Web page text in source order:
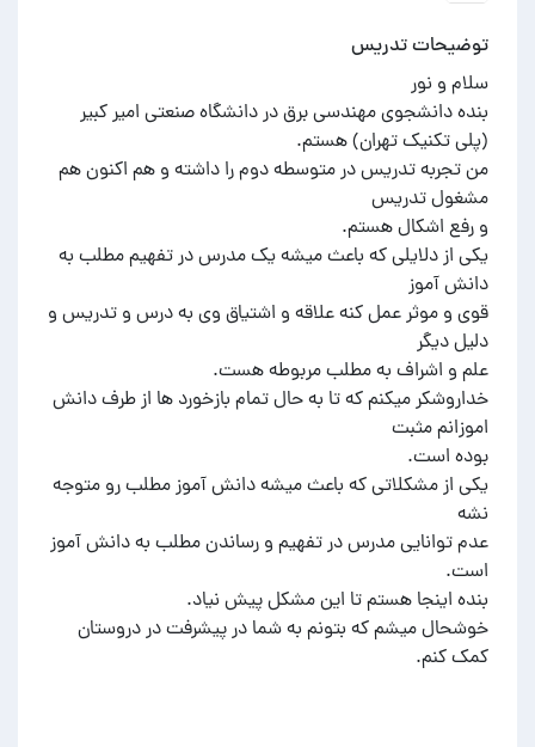
توضیحات تدریس
بنده دانشجوی مهندسی برق در دانشگاه صنعتی امیر کبیر
من تجربه تدریس در متوسطه دوم را داشته و هم اکنون هم
یکی از دلایلی که باعث میشه یک مدرس در تفهیم مطلب به
قوی و موثر عمل کنه علاقه و اشتیاق وی به درس و تدریس و
خداروشکر میکنم که تا به حال تمام بازخورد ها از طرف دانش
یکی از مشکلاتی که باعث میشه دانش آموز مطلب رو متوجه
عدم توانایی مدرس در تفهیم و رساندن مطلب به دانش آموز
خوشحال میشم که بتونم به شما در پیشرفت در دروستان
کمک کنم.